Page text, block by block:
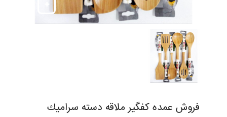
فروش عمده كفگير ملاقه دسته سراميك